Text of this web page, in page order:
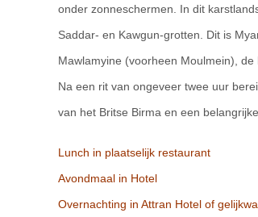
onder zonneschermen. In dit
Saddar- en Kawgun-grotten. Dit is
Mawlamyine (voorheen Moulmein),
Na een rit van ongeveer twee uur
van het Britse Birma en een
Lunch in plaatselijk restaurant
Avondmaal in Hotel
Overnachting in Attran Hotel of